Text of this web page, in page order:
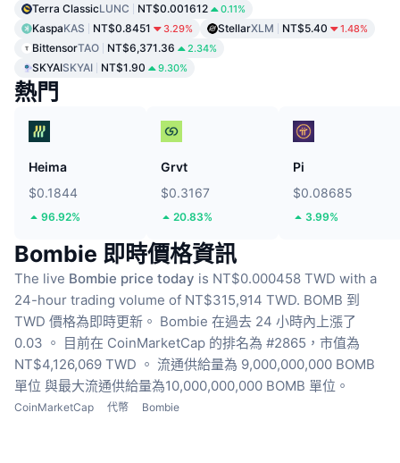
Terra ClassicLUNC NT$0.001612 0.11%
KaspaKAS NT$0.8451 3.29% StellarXLM NT$5.40 1.48%
BittensorTAO NT$6,371.36 2.34%
SKYAISKYAI NT$1.90 9.30%
熱門
Heima
$0.1844
96.92%
Grvt
$0.3167
20.83%
Pi
$0.08685
3.99%
Bombie 即時價格資訊
The live Bombie price today is NT$0.000458 TWD with a
24-hour trading volume of NT$315,914 TWD. BOMB 到
TWD 價格為即時更新。 Bombie 在過去 24 小時內上漲了
0.03 。 目前在 CoinMarketCap 的排名為 #2865，市值為
NT$4,126,069 TWD 。 流通供給量為 9,000,000,000 BOMB
單位 與最大流通供給量為10,000,000,000 BOMB 單位。
CoinMarketCap 代幣 Bombie